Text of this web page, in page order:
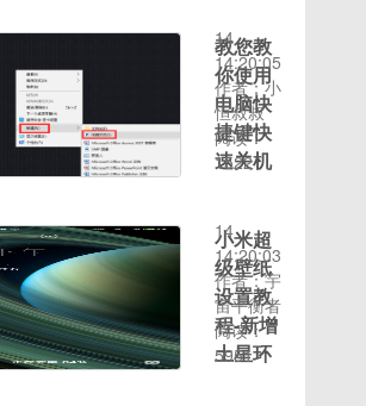
有启
动”的方
多还不用
下载。
敬请期待
1790MAndroid
版本：
9.0UI类
型：
MIUI包
类型：
★★ 刷
机需知
★★.务
必解锁
BL！务
必解锁
Origin是
一款自定
义的浏览
器去广告
插件，靠
规则实现
广告功
能。安装
要折腾一
下才能达
到最好
用，没有
教您教
你使用
电脑快
捷键快
速关机
怎么使用
电脑快捷
键关机
呢？通过
快捷键关
机比鼠标
14
14:20:05
作者：小
恒叔叔
阅读：
1522
小米超
级壁纸
设置教
程-新增
土星环
14
14:20:03
作者：宇
宙平衡者
阅读：
5951
时间：